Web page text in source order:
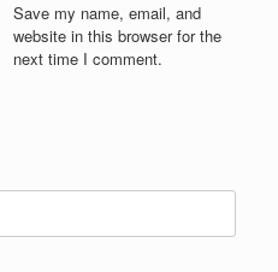
Save my name, email, and
website in this browser for the
next time I comment.